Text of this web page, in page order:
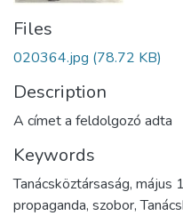
Files
020364.jpg (78.72 KB)
Description
A címet a feldolgozó adta
Keywords
Tanácsköztársaság, május
propaganda, szobor,